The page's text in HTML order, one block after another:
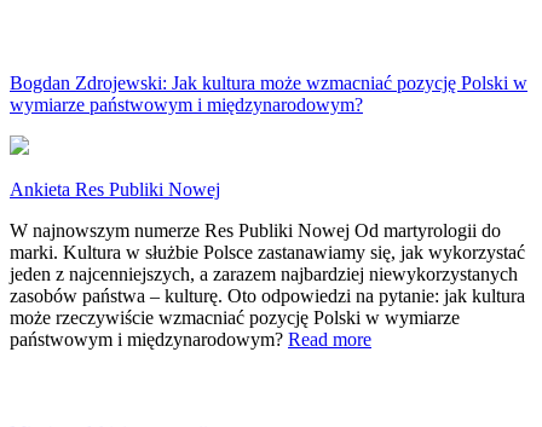
Bogdan Zdrojewski: Jak kultura może wzmacniać pozycję Polski w
wymiarze państwowym i międzynarodowym?
Ankieta Res Publiki Nowej
W najnowszym numerze Res Publiki Nowej Od martyrologii do
marki. Kultura w służbie Polsce zastanawiamy się, jak wykorzystać
jeden z najcenniejszych, a zarazem najbardziej niewykorzystanych
zasobów państwa – kulturę. Oto odpowiedzi na pytanie: jak kultura
może rzeczywiście wzmacniać pozycję Polski w wymiarze
państwowym i międzynarodowym? Read more